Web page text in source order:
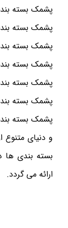
پشمک بسته
پشمک بسته
پشمک بسته
پشمک بسته
پشمک بسته
پشمک بسته
پشمک بسته
و دنیای
بسته بندی ها
ارائه می گردد.